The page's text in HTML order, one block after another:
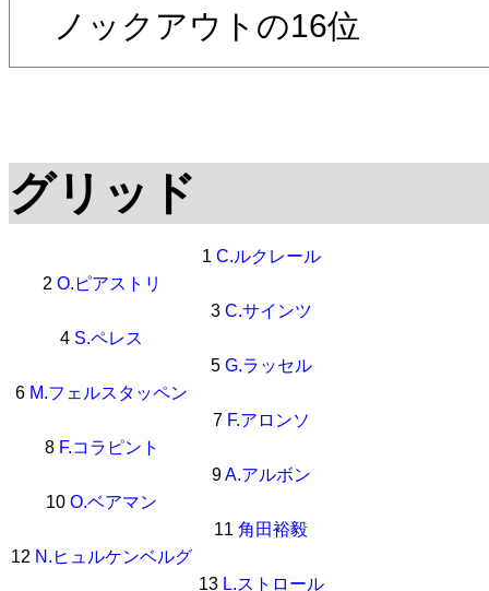
ノックアウトの16位
グリッド
1 C.ルクレール
2 O.ピアストリ
3 C.サインツ
4 S.ペレス
5 G.ラッセル
6 M.フェルスタッペン
7 F.アロンソ
8 F.コラピント
9A.アルボン
10 O.ベアマン
11 角田裕毅
12 N.ヒュルケンベルグ
13 L.ストロール